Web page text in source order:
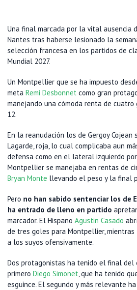
Una final marcada por la vital ausencia
Nantes tras haberse lesionado la
selección francesa en los partidos de
Mundial 2027.
Un Montpellier que se ha impuesto
meta Remi Desbonnet como gran
manejando una cómoda renta de
12.
En la reanudación los de Gergoy Cojean
Lagarde, roja, lo cual complicaba aun
defensa como en el lateral izquierdo
Montpellier se manejaba en rentas de
Bryan Monte llevando el peso y la final
Pero no han sabido sentenciar los de
ha entrado de lleno en partido
marcador. El Hispano Agustin Casado
de tres goles para Montpellier, mientras
a los suyos ofensivamente.
Dos protagonistas ha tenido el final del
primero Diego Simonet, que ha tenido
esguince. El segundo y más relevante